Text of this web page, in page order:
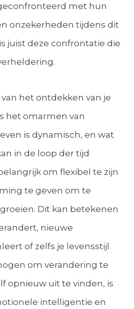
met hun
onzekerheden tijdens dit
juist deze confrontatie die
het ontdekken van je
het omarmen van
is dynamisch, en wat
in de loop der tijd
om flexibel te zijn
te geven om te
Dit kan betekenen
nieuwe
of zelfs je levensstijl
om verandering te
opnieuw uit te vinden, is
intelligentie en